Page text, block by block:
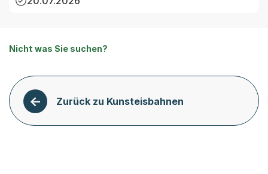
Nicht was Sie suchen?
Zurück zu Kunsteisbahnen